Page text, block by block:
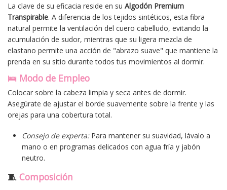
La clave de su eficacia reside en su Algodón Premium
Transpirable. A diferencia de los tejidos sintéticos, esta fibra
natural permite la ventilación del cuero cabelludo, evitando la
acumulación de sudor, mientras que su ligera mezcla de
elastano permite una acción de "abrazo suave" que mantiene la
prenda en su sitio durante todos tus movimientos al dormir.
🛌 Modo de Empleo
Colocar sobre la cabeza limpia y seca antes de dormir.
Asegúrate de ajustar el borde suavemente sobre la frente y las
orejas para una cobertura total.
Consejo de experta:Para mantener su suavidad, lávalo a
mano o en programas delicados con agua fría y jabón
neutro.
🧵 Composición